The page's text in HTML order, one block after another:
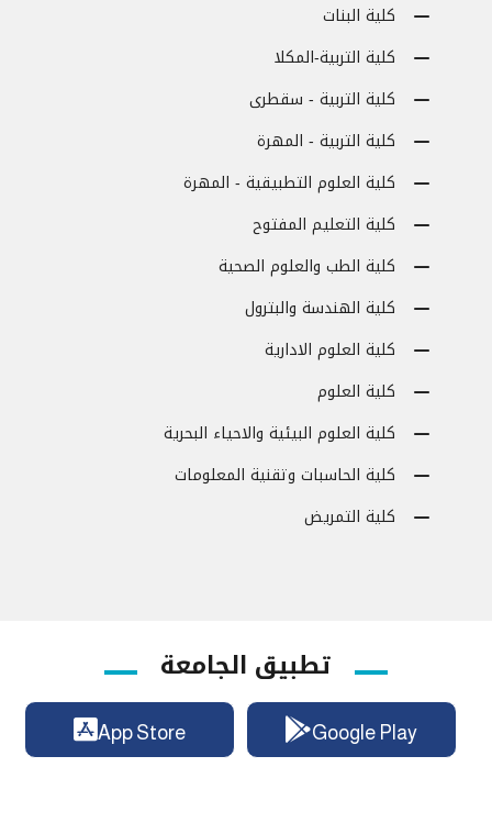
كلية البنات
كلية التربية-المكلا
كلية التربية - سقطرى
كلية التربية - المهرة
كلية العلوم التطبيقية - المهرة
كلية التعليم المفتوح
كلية الطب والعلوم الصحية
كلية الهندسة والبترول
كلية العلوم الادارية
كلية العلوم
كلية العلوم البيئية والاحياء البحرية
كلية الحاسبات وتقنية المعلومات
كلية التمريض
تطبيق الجامعة
Google Play
App Store